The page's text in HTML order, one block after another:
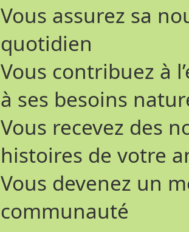
Vous assurez sa
quotidien
Vous contribuez à
à ses besoins
Vous recevez des
histoires de votre
Vous devenez un
communauté